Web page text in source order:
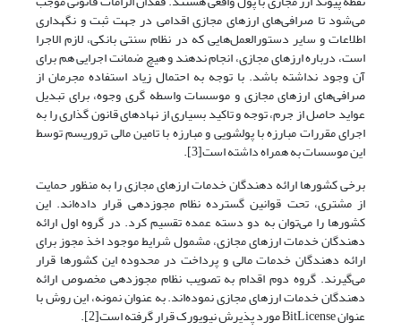
می‌شود تا صرافی‌های ارزهای مجازی اقدامی در جهت ثبت و نگهداری
اطلاعات و سایر دستورالعمل‌هایی که در نظام سنتی بانکی، لازم الاجرا
است، درباره ارزهای مجازی، انجام ندهند و هیچ ضمانت اجرایی هم برای
آن وجود نداشته باشد. با توجه به احتمال زیاد استفاده مجرمان از
صرافی‌های ارزهای مجازی و موسسات واسطه گری وجوه، برای تبدیل
عواید حاصل از جرم، توجه و تاکید بسیاری از نهادهای قانون گذاری را به
اجرای مقررات مبارزه با پولشویی و مبارزه با تامین مالی تروریسم توسط
این موسسات به همراه داشته است[3].
برخی کشورها ارائه دهندگان خدمات ارزهای مجازی را به منظور حمایت
از مشتری، تحت قوانین گسترده نظام مجوزدهی قرار داده‌‌‌‌‌اند. این
کشورها را‌ می‌توان به دو دسته عمده تقسیم کرد. در گروه اول ارائه
دهندگان خدمات ارزهای مجازی، مشمول شرایط موجود اخذ مجوز برای
ارائه دهندگان خدمات مالی و پرداخت در محدوده این کشورها قرار‌
می‌گیرند. گروه دوم اقدام به تصویب نظام مجوزدهی مخصوص ارائه
دهندگان خدمات ارزهای مجازی نموده‌‌‌‌‌اند. به عنوان نمونه، این روش با
عنوان BitLicense مورد پذیرش نیویورک قرار گرفته است[2].